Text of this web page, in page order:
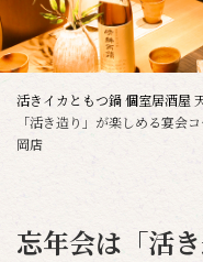
活きイカともつ鍋 個室居酒屋
「活き造り」が楽しめる宴会
岡店
忘年会は「活